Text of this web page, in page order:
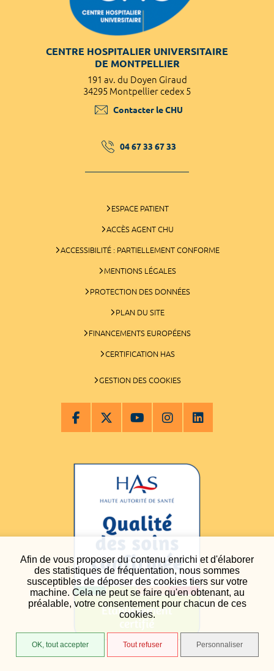
Afin de vous proposer du contenu enrichi et d'élaborer
des statistiques de fréquentation, nous sommes
susceptibles de déposer des cookies tiers sur votre
machine. Cela ne peut se faire qu'en obtenant, au
préalable, votre consentement pour chacun de ces
cookies.
OK, tout accepter Tout refuser Personnaliser
CENTRE HOSPITALIER UNIVERSITAIRE
DE MONTPELLIER
191 av. du Doyen Giraud
34295 Montpellier cedex 5
Contacter le CHU
04 67 33 67 33
ESPACE PATIENT
ACCÈS AGENT CHU
ACCESSIBILITÉ : PARTIELLEMENT CONFORME
MENTIONS LÉGALES
PROTECTION DES DONNÉES
PLAN DU SITE
FINANCEMENTS EUROPÉENS
CERTIFICATION HAS
GESTION DES COOKIES